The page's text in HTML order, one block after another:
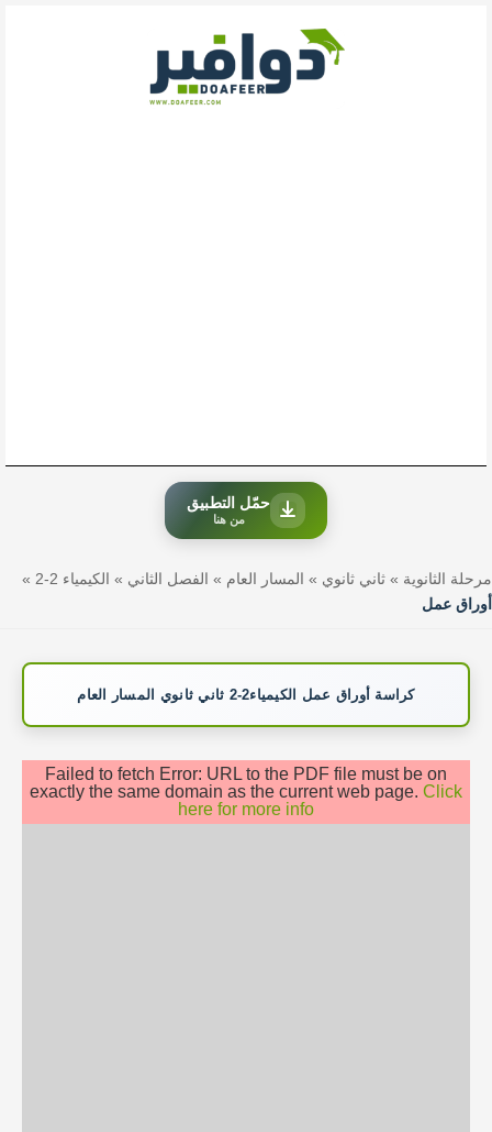
حمّل التطبيق
من هنا
مرحلة الثانوية » ثاني ثانوي » المسار العام » الفصل الثاني » الكيمياء 2-2
»
أوراق عمل
كراسة أوراق عمل الكيمياء2-2 ثاني ثانوي المسار العام
Failed to fetch Error: URL to the PDF file must be on
exactly the same domain as the current web page. Click
here for more info